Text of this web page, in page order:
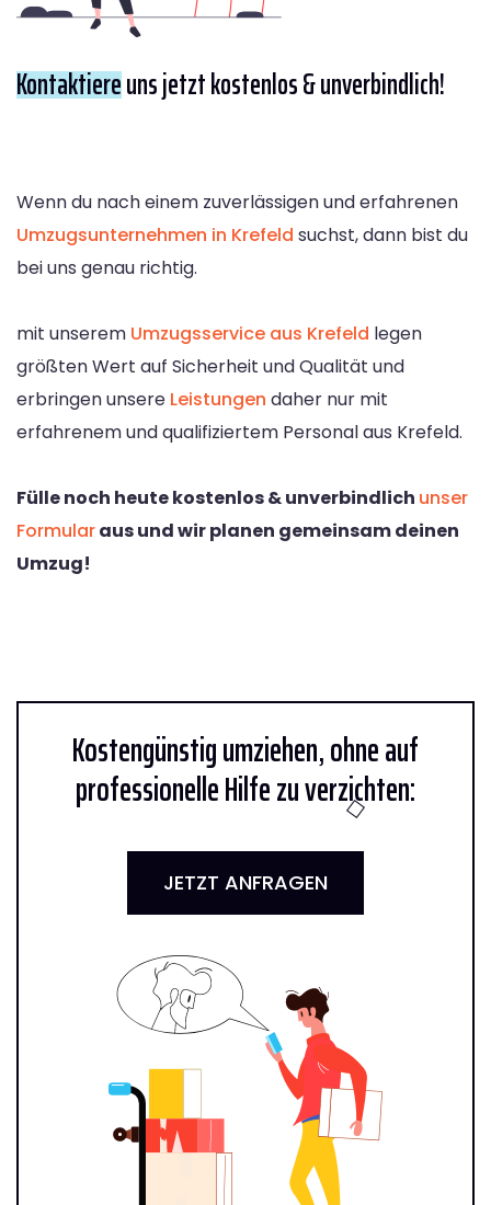
Kontaktiereuns jetzt kostenlos & unverbindlich!
Wenn du nach einem zuverlässigen und erfahrenen
Umzugsunternehmen in Krefeld suchst, dann bist du
bei uns genau richtig.
mit unserem Umzugsservice aus Krefeld legen
größten Wert auf Sicherheit und Qualität und
erbringen unsere Leistungen daher nur mit
erfahrenem und qualifiziertem Personal aus Krefeld.
Fülle noch heute kostenlos & unverbindlich unser
Formularaus und wir planen gemeinsam deinen
Umzug!
Kostengünstig umziehen, ohne auf
professionelle Hilfe zu verzichten:
JETZT ANFRAGEN